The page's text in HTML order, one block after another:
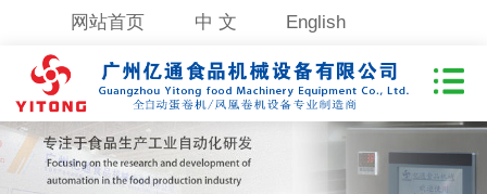
网站首页 中 文 English